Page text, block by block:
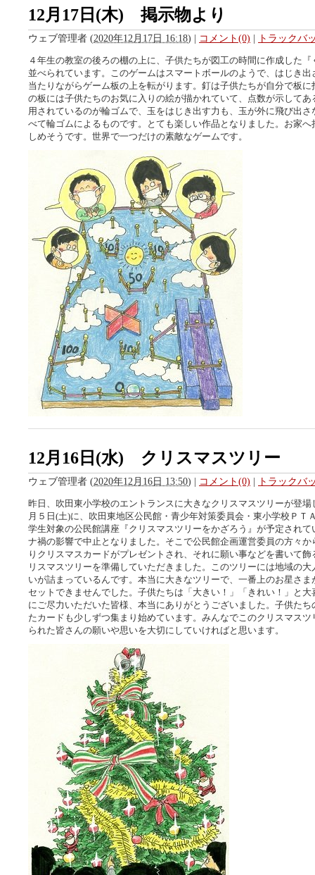
12月17日(木) 掲示物より
ウェブ管理者 (2020年12月17日 16:18) | コメント(0) | トラックバ
４年生の教室の後ろの棚の上に、子供たちが図工の時間に作成した
並べられています。このゲームはスマートボールのようで、はじき出
当たりながらゲーム板の上を転がります。釘は子供たちが自分で板
の板には子供たちのお気に入りの絵が描かれていて、点数が示してあ
用されているのが輪ゴムで、玉をはじき出す力も、玉が外に飛び出
べて輪ゴムによるものです。とても楽しい作品となりました。お家へ
しめそうです。世界で一つだけの素敵なゲームです。
12月16日(水) クリスマスツリー
ウェブ管理者 (2020年12月16日 13:50) | コメント(0) | トラックバ
昨日、吹田東小学校のエントランスに大きなクリスマスツリーが登
月５日(土)に、吹田東地区公民館・青少年対策委員会・東小学校ＰＴ
学生対象の公民館講座『クリスマスツリーをかざろう』が予定されて
ナ禍の影響で中止となりました。そこで公民館企画運営委員の方々か
りクリスマスカードがプレゼントされ、それに願い事などを書いて
リスマスツリーを準備していただきました。このツリーには地域の
いが詰まっているんです。本当に大きなツリーで、一番上のお星さ
セットできませんでした。子供たちは「大きい！」「きれい！」と
にご尽力いただいた皆様、本当にありがとうございました。子供た
たカードも少しずつ集まり始めています。みんなでこのクリスマス
られた皆さんの願いや思いを大切にしていければと思います。